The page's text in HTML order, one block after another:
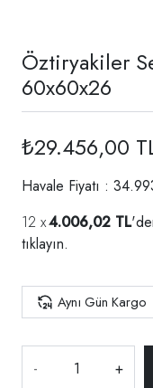
Öztiryakiler
60x60x26
₺29.456,00
Havale Fiyatı :
4.006,02 TL
tıklayın.
Aynı Gün Kargo
- +